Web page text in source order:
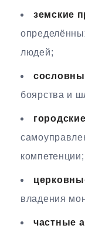
земские
людей;
боярства и
компетенции;
владения
частные